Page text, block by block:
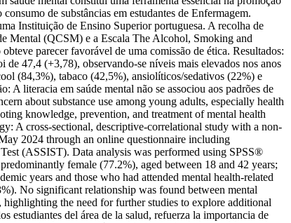
de substâncias em estudantes de Enfermagem.
Instituição de Ensino Superior portuguesa. A recolha de
Mental (QCSM) e a Escala The Alcohol, Smoking and
parecer favorável de uma comissão de ética. Resultados:
47,4 (+3,78), observando-se níveis mais elevados nos anos
(84,3%), tabaco (42,5%), ansiolíticos/sedativos (22%) e
A literacia em saúde mental não se associou aos padrões de
about substance use among young adults, especially health
knowledge, prevention, and treatment of mental health
A cross-sectional, descriptive-correlational study with a non-
2024 through an online questionnaire including
(ASSIST). Data analysis was performed using SPSS®
female (77.2%), aged between 18 and 42 years;
years and those who had attended mental health-related
No significant relationship was found between mental
highlighting the need for further studies to explore additional
estudiantes del área de la salud, refuerza la importancia de